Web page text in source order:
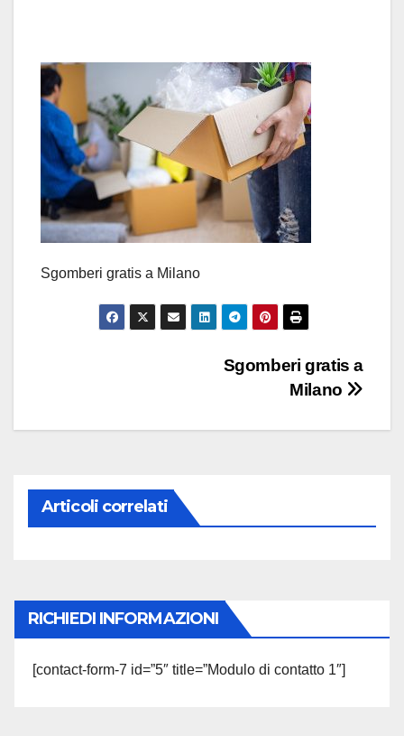
Sgomberi gratis a Milano
Sgomberi gratis a
Milano
Articoli correlati
RICHIEDI INFORMAZIONI
[contact-form-7 id=”5″ title=”Modulo di contatto 1″]